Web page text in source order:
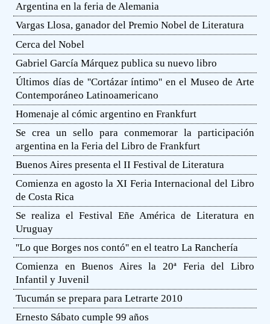
Argentina en la feria de Alemania
Vargas Llosa, ganador del Premio Nobel de Literatura
Cerca del Nobel
Gabriel García Márquez publica su nuevo libro
Últimos días de ''Cortázar íntimo'' en el Museo de Arte
Contemporáneo Latinoamericano
Homenaje al cómic argentino en Frankfurt
Se crea un sello para conmemorar la participación
argentina en la Feria del Libro de Frankfurt
Buenos Aires presenta el II Festival de Literatura
Comienza en agosto la XI Feria Internacional del Libro
de Costa Rica
Se realiza el Festival Eñe América de Literatura en
Uruguay
''Lo que Borges nos contó'' en el teatro La Ranchería
Comienza en Buenos Aires la 20ª Feria del Libro
Infantil y Juvenil
Tucumán se prepara para Letrarte 2010
Ernesto Sábato cumple 99 años